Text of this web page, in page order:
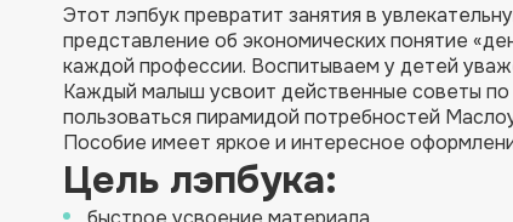
Этот лэпбук превратит занятия в
представление об экономических понятие
каждой профессии. Воспитываем у детей
Каждый малыш усвоит действенные советы по
пользоваться пирамидой потребностей
Пособие имеет яркое и интересное
Цель лэпбука: